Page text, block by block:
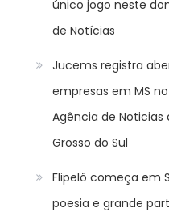
único jogo neste
de Notícias
Jucems registra
empresas em MS
Agência de Noticias
Grosso do Sul
Flipelô começa em
poesia e grande